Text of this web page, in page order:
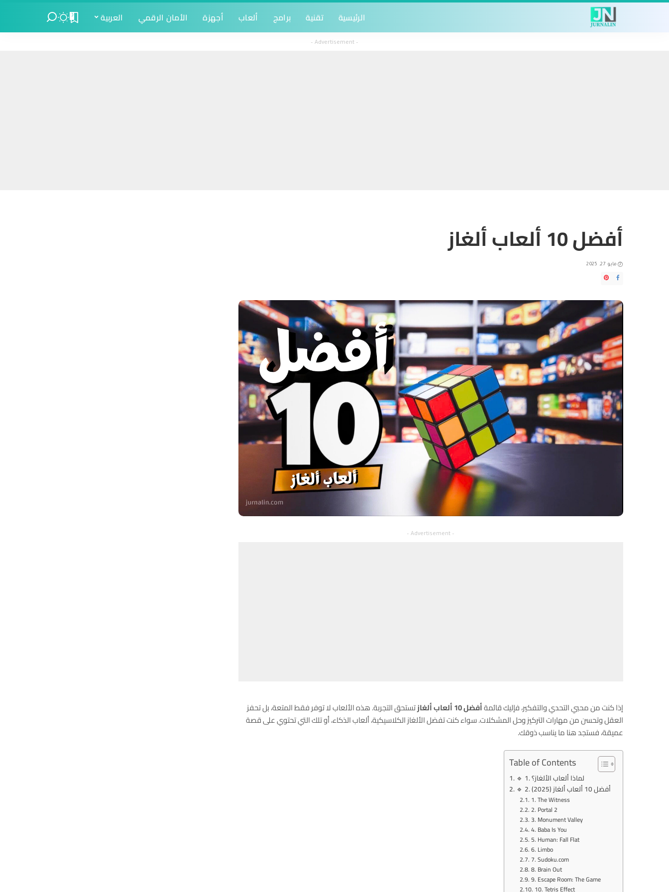
الرئيسية تقنية برامج ألعاب أجهزة الأمان الرقمي العربية 0
– Advertisement –
أفضل 10 ألعاب ألغاز
مايو 27, 2025
– Advertisement –
إذا كنت من محبي التحدي والتفكير، فإليك قائمةأفضل 10 ألعابألغازتستحق التجربة. هذه الألعاب لا توفر فقط المتعة، بل تحفز
العقل وتحسن من مهارات التركيز وحل المشكلات. سواء كنت تفضل الألغاز الكلاسيكية، ألعاب الذكاء، أو تلك التي تحتوي على قصة
عميقة، فستجد هنا ما يناسب ذوقك.
Table of Contents
🔹 1. لماذا ألعاب الألغاز؟
🔹 2. أفضل 10 ألعاب ألغاز (2025)
1. The Witness
2. Portal 2
3. Monument Valley
4. Baba Is You
5. Human: Fall Flat
6. Limbo
7. Sudoku.com
8. Brain Out
9. Escape Room: The Game
10. Tetris Effect